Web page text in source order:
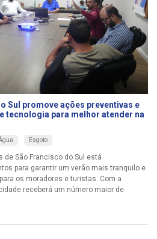
Sul promove ações preventivas e
tecnologia para melhor atender na
Esgoto
de São Francisco do Sul está
para garantir um verão mais tranquilo e
os moradores e turistas. Com a
receberá um número maior de